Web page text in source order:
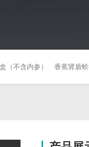
（不含内参） 香蕉肾盾